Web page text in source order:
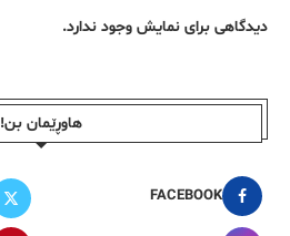
دیدگاهی برای نمایش وجود ندارد.
هاوڕێمان بن!
FACEBOOK